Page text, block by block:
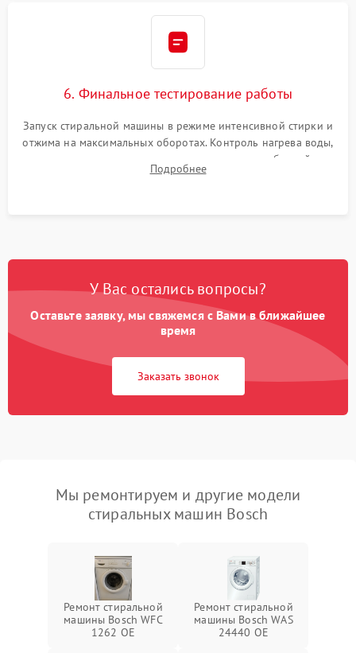
6. Финальное тестирование работы
Запуск стиральной машины в режиме интенсивной стирки и
отжима на максимальных оборотах. Контроль нагрева воды,
корректности слива, отсутствия излишних вибраций,
посторонних стуков и протечек под корпусом.
Подробнее
У Вас остались вопросы?
Оставьте заявку, мы свяжемся с Вами в ближайшее
время
Заказать звонок
Мы ремонтируем и другие модели
стиральных машин Bosch
Ремонт стиральной
машины Bosch WFC
1262 OE
Ремонт стиральной
машины Bosch WAS
24440 OE